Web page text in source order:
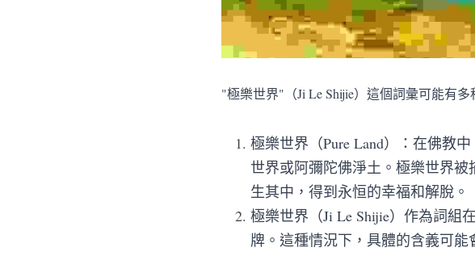
"極樂世界"（Ji Le Shijie）這個詞彙可能有
極樂世界（Pure Land）：在佛教
世界或阿彌陀佛淨土。極樂世界
生其中，得到永恒的幸福和解脫。
極樂世界（Ji Le Shijie）作為詞組
牌。這種情況下，具體的含義可